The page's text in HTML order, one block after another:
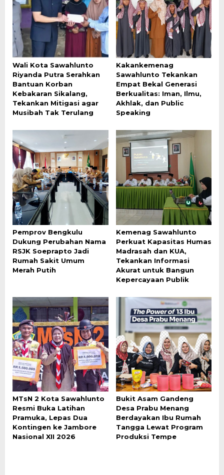
Wali Kota Sawahlunto
Riyanda Putra Serahkan
Bantuan Korban
Kebakaran Sikalang,
Tekankan Mitigasi agar
Musibah Tak Terulang
Kakankemenag
Sawahlunto Tekankan
Empat Bekal Generasi
Berkualitas: Iman, Ilmu,
Akhlak, dan Public
Speaking
Pemprov Bengkulu
Dukung Perubahan Nama
RSJK Soeprapto Jadi
Rumah Sakit Umum
Merah Putih
Kemenag Sawahlunto
Perkuat Kapasitas Humas
Madrasah dan KUA,
Tekankan Informasi
Akurat untuk Bangun
Kepercayaan Publik
MTsN 2 Kota Sawahlunto
Resmi Buka Latihan
Pramuka, Lepas Dua
Kontingen ke Jambore
Nasional XII 2026
Bukit Asam Gandeng
Desa Prabu Menang
Berdayakan Ibu Rumah
Tangga Lewat Program
Produksi Tempe